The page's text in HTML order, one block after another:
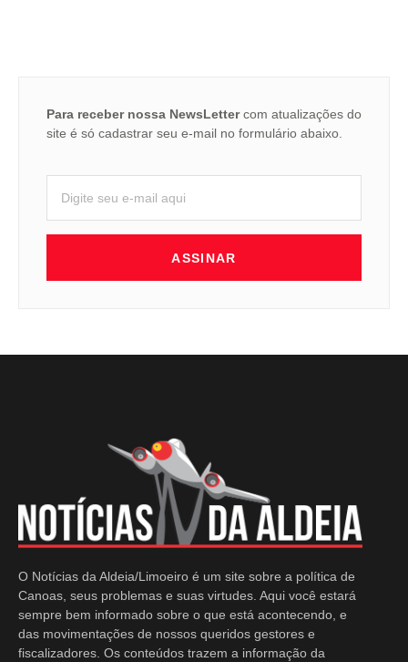
Para receber nossa NewsLettercom atualizações do
site é só cadastrar seu e-mail no formulário abaixo.
ASSINAR
O Notícias da Aldeia/Limoeiro é um site sobre a política de
Canoas, seus problemas e suas virtudes. Aqui você estará
sempre bem informado sobre o que está acontecendo, e
das movimentações de nossos queridos gestores e
fiscalizadores. Os conteúdos trazem a informação da